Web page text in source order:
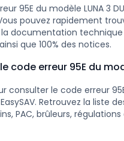
95E du modèle LUNA 3
Vous pouvez rapidement
la documentation
que 100% des notices.
erreur 95E du
consulter le code erreur
Retrouvez la liste
PAC, brûleurs, régulations